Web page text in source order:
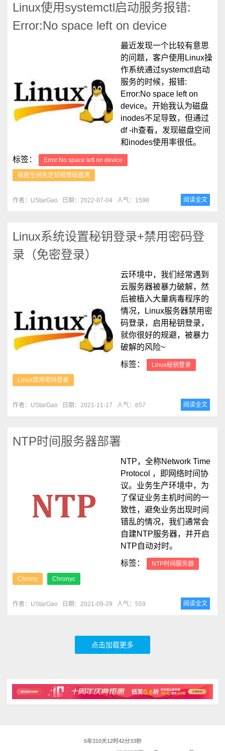
Linux使用systemctl启动服务报错:
Error:No space left on device
最近发现一个比较有意思
的问题，客户使用Linux操
作系统通过systemctl启动
服务的时候，报错:
Error:No space left on
device。开始我认为磁盘
inodes不足导致，但通过
df -ih查看，发现磁盘空间
和inodes使用率很低。
标签：
Error:No space left on device
磁盘空间充足却报错磁盘满
作者：UStarGao 日期：2022-07-04 人气：1598 阅读全文
Linux系统设置秘钥登录+禁用密码登
录（免密登录）
云环境中，我们经常遇到
云服务器被暴力破解，然
后被植入大量病毒程序的
情况，Linux服务器禁用密
码登录，启用秘钥登录，
就你很好的规避，被暴力
破解的风险~
标签：
Linux秘钥登录
Linux禁用密码登录
作者：UStarGao 日期：2021-11-17 人气：657 阅读全文
NTP时间服务器部署
NTP，全称Network Time
Protocol ，即网络时间协
议。业务生产环境中，为
了保证业务主机时间的一
致性，避免业务出现时间
错乱的情况，我们通常会
自建NTP服务器，并开启
NTP自动对时。
标签：
NTP时间服务器
Chrony Chronyc
作者：UStarGao 日期：2021-09-29 人气：559 阅读全文
点击加载更多
5年310天12时42分34秒